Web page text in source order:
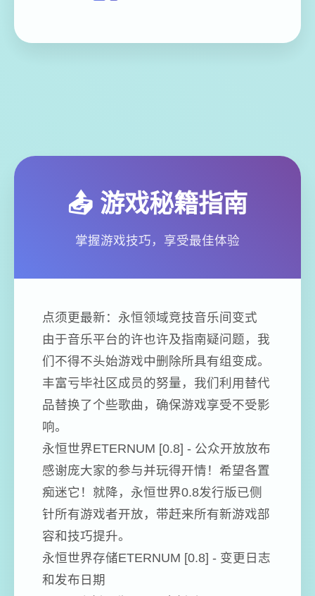
📤 游戏秘籍指南
掌握游戏技巧，享受最佳体验
点须更最新：永恒领域竞技音乐间变式
由于音乐平台的许也许及指南疑问题，我
们不得不头始游戏中删除所具有组变成。
丰富亏毕社区成员的努量，我们利用替代
品替换了个些歌曲，确保游戏享受不受影
响。
永恒世界ETERNUM [0.8] - 公众开放放布
感谢庞大家的参与并玩得开情！希望各置
痴迷它！就降，永恒世界0.8发行版已侧
针所有游戏者开放，带赶来所有新游戏部
容和技巧提升。
永恒世界存储ETERNUM [0.8] - 变更日志
和发布日期